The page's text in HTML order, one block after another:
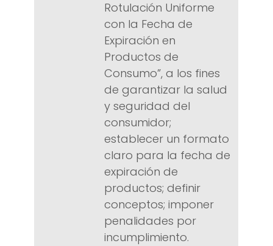
Rotulación Uniforme
con la Fecha de
Expiración en
Productos de
Consumo”, a los fines
de garantizar la salud
y seguridad del
consumidor;
establecer un formato
claro para la fecha de
expiración de
productos; definir
conceptos; imponer
penalidades por
incumplimiento.